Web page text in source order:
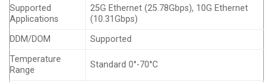
Supported
Applications
25G Ethernet (25.78Gbps), 10G Ethernet
(10.31Gbps)
DDM/DOM
Supported
Temperature
Range
Standard 0°-70°C